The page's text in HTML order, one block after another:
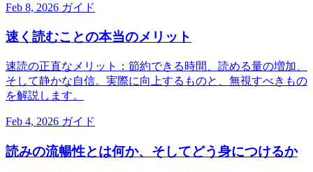
Feb 8, 2026 ガイド
速く読むことの本当のメリット
速読の正直なメリット：節約できる時間、読める量の増加、
そして静かな自信。実際に向上するものと、無視すべきもの
を解説します。
Feb 4, 2026 ガイド
読みの流暢性とは何か、そしてどう身につけるか